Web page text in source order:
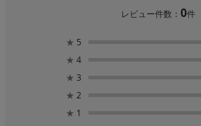
レビュー件数：0件
★ 5
★ 4
★ 3
★ 2
★ 1